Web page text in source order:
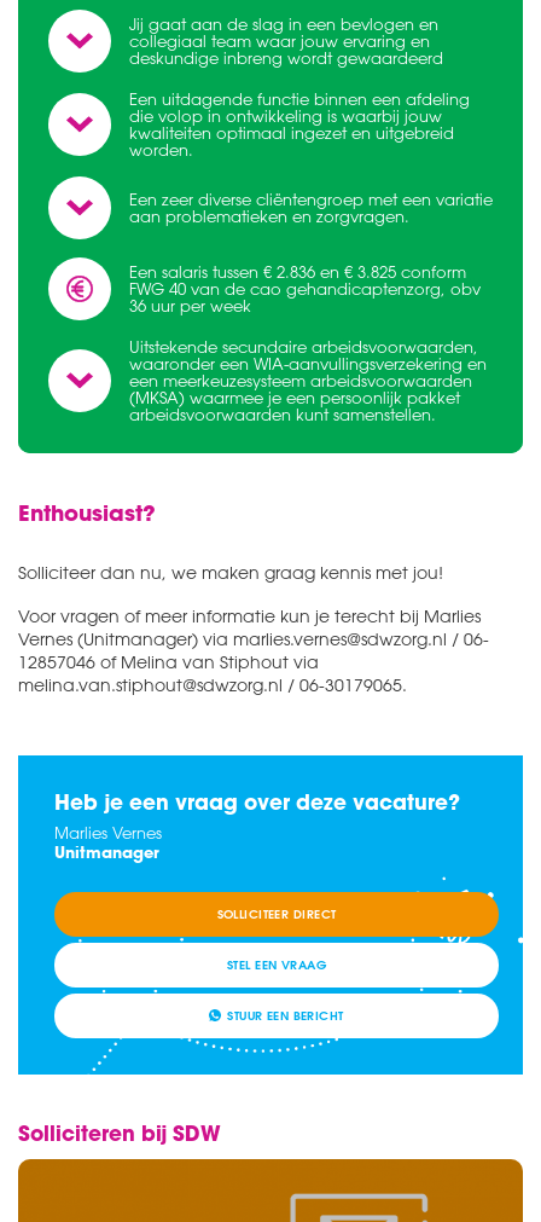
Jij gaat aan de slag in een bevlogen en
collegiaal team waar jouw ervaring en
deskundige inbreng wordt gewaardeerd
Een uitdagende functie binnen een afdeling
die volop in ontwikkeling is waarbij jouw
kwaliteiten optimaal ingezet en uitgebreid
worden.
Een zeer diverse cliëntengroep met een variatie
aan problematieken en zorgvragen.
Een salaris tussen € 2.836 en € 3.825 conform
FWG 40 van de cao gehandicaptenzorg, obv
36 uur per week
Uitstekende secundaire arbeidsvoorwaarden,
waaronder een WIA-aanvullingsverzekering en
een meerkeuzesysteem arbeidsvoorwaarden
(MKSA) waarmee je een persoonlijk pakket
arbeidsvoorwaarden kunt samenstellen.
Enthousiast?
Solliciteer dan nu, we maken graag kennis met jou!
Voor vragen of meer informatie kun je terecht bij Marlies
Vernes (Unitmanager) via marlies.vernes@sdwzorg.nl / 06-
12857046 of Melina van Stiphout via
melina.van.stiphout@sdwzorg.nl / 06-30179065.
Heb je een vraag over deze vacature?
Marlies Vernes
Unitmanager
SOLLICITEER DIRECT
STEL EEN VRAAG
STUUR EEN BERICHT
Solliciteren bij SDW
Ben je nieuw bij SDW of
werk je al voor SDW